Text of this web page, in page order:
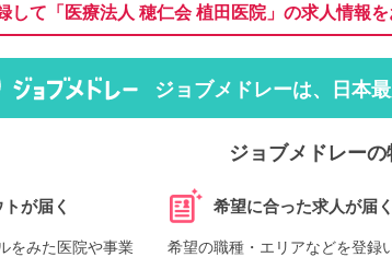
して「医療法人 穂仁会 植田医院」の求人情報
ジョブメドレーは、日本
ジョブメドレーの
が届く
をみた医院や事業
希望に合った求人が届く
希望の職種・エリアなどを登録